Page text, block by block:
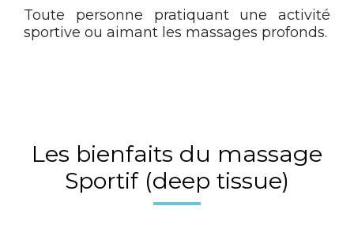
Toute personne pratiquant une activité
sportive ou aimant les massages profonds.
Les bienfaits du massage
Sportif (deep tissue)